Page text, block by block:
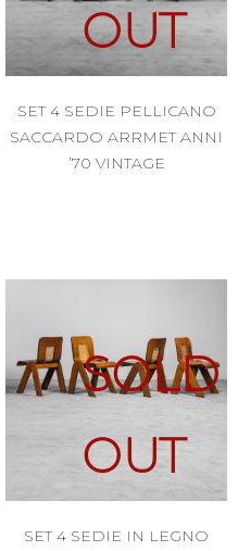
OUT
SET 4 SEDIE PELLICANO
SACCARDO ARRMET ANNI
’70 VINTAGE
SOLD
OUT
SET 4 SEDIE IN LEGNO